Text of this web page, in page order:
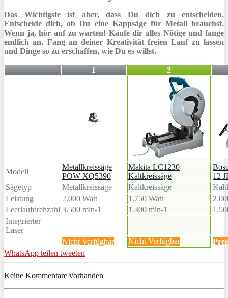
Das Wichtigste ist aber, dass Du dich zu entscheiden.
Entscheide dich, ob Du eine Kappsäge für Metall brauchst.
Wenn ja, hör auf zu warten! Kaufe dir alles Nötige und fange
endlich an. Fang an deiner Kreativität freien Lauf zu lassen
und Dinge so zu erschaffen, wie Du es willst.
1 2
Modell
Metallkreissäge
POW XQ5390
Makita LC1230
Kaltkreissäge
12
Sägetyp
Metallkreissäge Kaltkreissäge
Leistung
2.000 Watt 1.750 Watt
Leerlaufdrehzahl 3.500 min-1 1.300 min-1
Integrierter
Laser
Nicht Verfügbar
Nicht Verfügbar
WhatsApp teilen tweeten
Keine Kommentare vorhanden